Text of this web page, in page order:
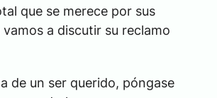
que se merece por sus
a discutir su reclamo
de un ser querido, póngase